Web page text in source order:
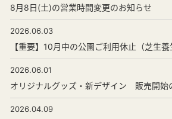
8月8日(土)の営業時間変更のお知らせ
2026.06.03
【重要】10月中の公園ご利用休止（芝生
2026.06.01
オリジナルグッズ・新デザイン 販売開始
2026.04.09